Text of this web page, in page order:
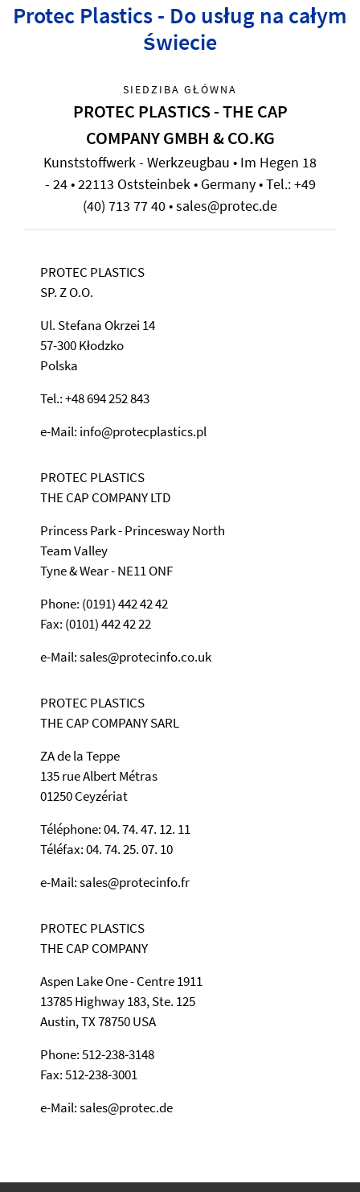
Protec Plastics - Do usług na całym
świecie
SIEDZIBA GŁÓWNA
PROTEC PLASTICS - THE CAP
COMPANY GMBH & CO.KG
Kunststoffwerk - Werkzeugbau • Im Hegen 18
- 24 • 22113 Oststeinbek • Germany • Tel.: +49
(40) 713 77 40 • sales@protec.de
PROTEC PLASTICS
SP. Z O.O.
Ul. Stefana Okrzei 14
57-300 Kłodzko
Polska
Tel.: +48 694 252 843
e-Mail: info@protecplastics.pl
PROTEC PLASTICS
THE CAP COMPANY LTD
Princess Park - Princesway North
Team Valley
Tyne & Wear - NE11 ONF
Phone: (0191) 442 42 42
Fax: (0101) 442 42 22
e-Mail: sales@protecinfo.co.uk
PROTEC PLASTICS
THE CAP COMPANY SARL
ZA de la Teppe
135 rue Albert Métras
01250 Ceyzériat
Téléphone: 04. 74. 47. 12. 11
Téléfax: 04. 74. 25. 07. 10
e-Mail: sales@protecinfo.fr
PROTEC PLASTICS
THE CAP COMPANY
Aspen Lake One - Centre 1911
13785 Highway 183, Ste. 125
Austin, TX 78750 USA
Phone: 512-238-3148
Fax: 512-238-3001
e-Mail: sales@protec.de